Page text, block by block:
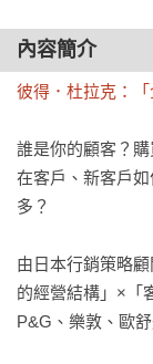
內容簡介
彼得．杜拉克：「
誰是你的顧客？
在客戶、新客戶
多？
由日本行銷策略
的經營結構」×「
P&G、樂敦、歐